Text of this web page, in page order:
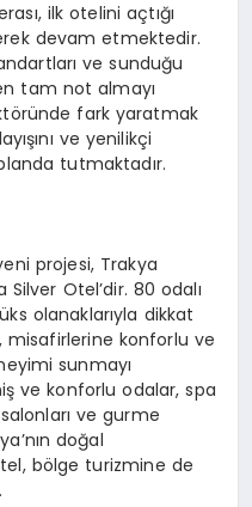
ilk otelini açtığı
devam etmektedir.
ve sunduğu
tam not almayı
fark yaratmak
ve yenilikçi
tutmaktadır.
projesi, Trakya
Otel’dir. 80 odalı
olanaklarıyla dikkat
misafirlerine konforlu ve
sunmayı
ve konforlu odalar, spa
ve gurme
doğal
bölge turizmine de